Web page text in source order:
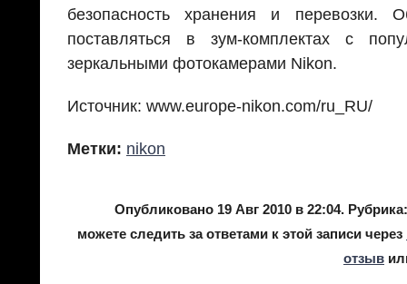
безопасность хранения и перевозки.
поставляться в зум-комплектах с
зеркальными фотокамерами Nikon.
Источник: www.europe-nikon.com/ru_RU/
Метки: nikon
Опубликовано 19 Авг 2010 в 22:04.
можете следить за ответами к этой записи через
отзыв